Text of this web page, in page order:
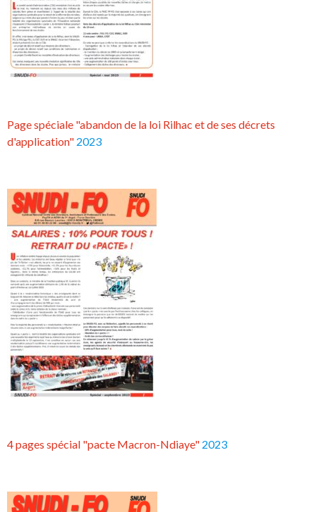
Page spéciale "abandon de la loi Rilhac et de ses décrets
d'application" 2023
4 pages spécial "pacte Macron-Ndiaye" 2023